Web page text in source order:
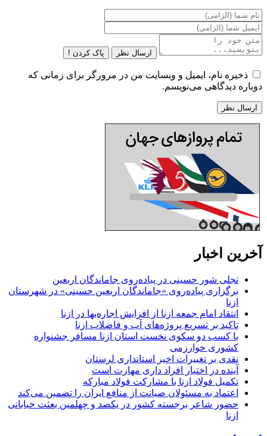
ارسال نظر پاک کردن !
ذخیره نام، ایمیل و وبسایت من در مرورگر برای زمانی که
دوباره دیدگاهی می‌نویسم.
آخرین اخبار
تجلی شور حسینی در پیاده‌روی جاماندگان اربعین
برگزاری پیاده‌روی «جاماندگان اربعین حسینی» در شهرستان
ازنا
انتقاد امام جمعه ازنا از افزایش اجاره‌بها در ازنا
تاکید بر تسریع پروژه‌های آب و فاضلاب ازنا
با کسب دو سکوی نخست استان ازنا مسافر جشنواره
کشوری خوارزمی
نقدی بر تغییرات اخیر استانداری لرستان
آینده در اختیار افراد داری مهارت است
تکمیل فولاد ازنا با مشارکت فولاد مبارکه
اعتماد به مسئولان صیانت از منافع ایران را تضمین می‌کند
حضور شاعر برجسته کشور در یکصد و چهلمین بعثت خیابانی
ازنا